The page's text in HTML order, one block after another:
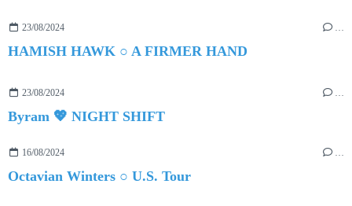
23/08/2024 …
HAMISH HAWK ○ A FIRMER HAND
23/08/2024
Byram 💖 NIGHT SHIFT
16/08/2024 …
Octavian Winters ○ U.S. Tour